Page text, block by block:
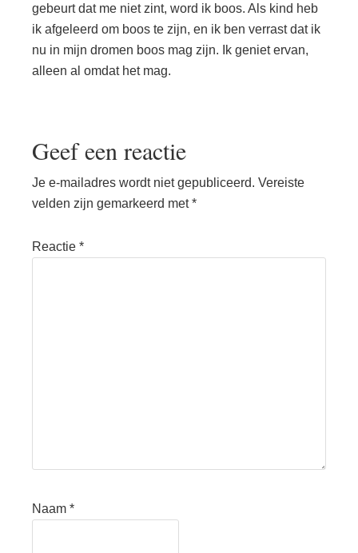
gebeurt dat me niet zint, word ik boos. Als kind heb
ik afgeleerd om boos te zijn, en ik ben verrast dat ik
nu in mijn dromen boos mag zijn. Ik geniet ervan,
alleen al omdat het mag.
Lees
Interacties
Geef een reactie
Je e-mailadres wordt niet gepubliceerd. Vereiste
velden zijn gemarkeerd met*
Reactie *
Naam *